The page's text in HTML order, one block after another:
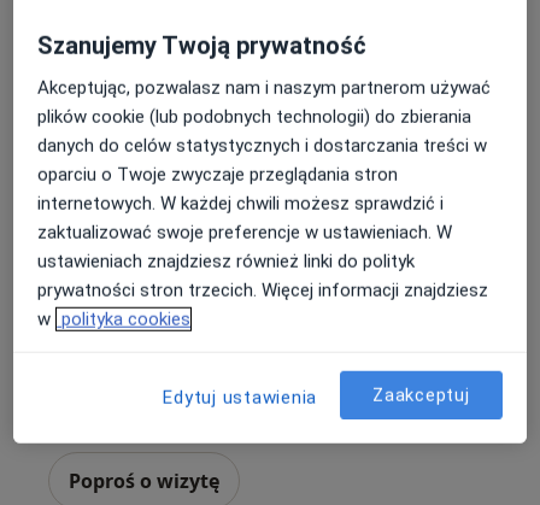
Bezpieczne płatności Skupienie na pacjencie
dr n. med. Paweł Gogol
Neurolog, Lekarz medycyny ratunkowej, Anestezjolog·
Więcej
132 opinie
Adres 1 Adres 2 Adres 3
Olszynki Grochowskiej 11/15, Warszawa
Konsultacja neurologiczna
Specjalista nie oferuje umawiania online pod tym adresem.
Poproś o wizytę
Szanujemy Twoją prywatność
Akceptując, pozwalasz nam i naszym partnerom używać
plików cookie (lub podobnych technologii) do zbierania
danych do celów statystycznych i dostarczania treści w
oparciu o Twoje zwyczaje przeglądania stron
internetowych. W każdej chwili możesz sprawdzić i
zaktualizować swoje preferencje w ustawieniach. W
ustawieniach znajdziesz również linki do polityk
prywatności stron trzecich. Więcej informacji znajdziesz
w polityka cookies
Edytuj ustawienia Zaakceptuj